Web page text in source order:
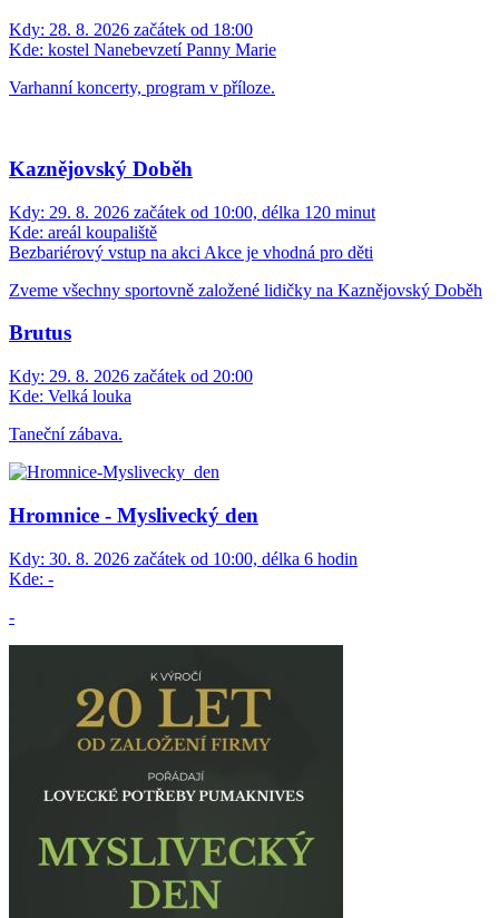
Kdy: 28. 8. 2026 začátek od 18:00
Kde: kostel Nanebevzetí Panny Marie
Varhanní koncerty, program v příloze.
Kaznějovský Doběh
Kdy: 29. 8. 2026 začátek od 10:00, délka 120 minut
Kde: areál koupaliště
Bezbariérový vstup na akci Akce je vhodná pro děti
Zveme všechny sportovně založené lidičky na Kaznějovský Doběh
Brutus
Kdy: 29. 8. 2026 začátek od 20:00
Kde: Velká louka
Taneční zábava.
Hromnice - Myslivecký den
Kdy: 30. 8. 2026 začátek od 10:00, délka 6 hodin
Kde: -
-